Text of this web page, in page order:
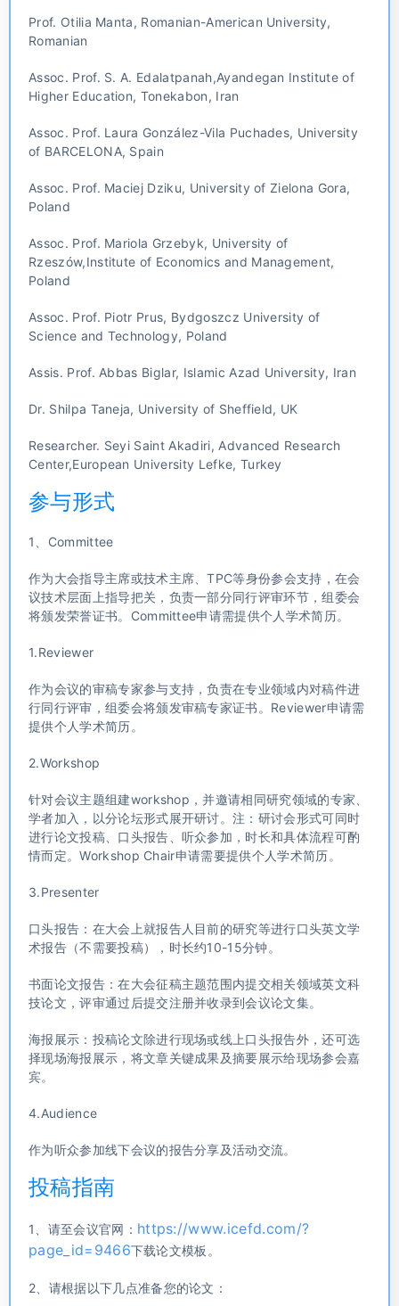
Prof. Otilia Manta, Romanian-American University,
Romanian
Assoc. Prof. S. A. Edalatpanah,Ayandegan Institute of
Higher Education, Tonekabon, Iran
Assoc. Prof. Laura González-Vila Puchades, University
of BARCELONA, Spain
Assoc. Prof. Maciej Dziku, University of Zielona Gora,
Poland
Assoc. Prof. Mariola Grzebyk, University of
Rzeszów,Institute of Economics and Management,
Poland
Assoc. Prof. Piotr Prus, Bydgoszcz University of
Science and Technology, Poland
Assis. Prof. Abbas Biglar, Islamic Azad University, Iran
Dr. Shilpa Taneja, University of Sheffield, UK
Researcher. Seyi Saint Akadiri, Advanced Research
Center,European University Lefke, Turkey
参与形式
1、Committee
作为大会指导主席或技术主席、TPC等身份参会支持，在会
议技术层面上指导把关，负责一部分同行评审环节，组委会
将颁发荣誉证书。Committee申请需提供个人学术简历。
1.Reviewer
作为会议的审稿专家参与支持，负责在专业领域内对稿件进
行同行评审，组委会将颁发审稿专家证书。Reviewer申请需
提供个人学术简历。
2.Workshop
针对会议主题组建workshop，并邀请相同研究领域的专家、
学者加入，以分论坛形式展开研讨。注：研讨会形式可同时
进行论文投稿、口头报告、听众参加，时长和具体流程可酌
情而定。Workshop Chair申请需要提供个人学术简历。
3.Presenter
口头报告：在大会上就报告人目前的研究等进行口头英文学
术报告（不需要投稿），时长约10-15分钟。
书面论文报告：在大会征稿主题范围内提交相关领域英文科
技论文，评审通过后提交注册并收录到会议论文集。
海报展示：投稿论文除进行现场或线上口头报告外，还可选
择现场海报展示，将文章关键成果及摘要展示给现场参会嘉
宾。
4.Audience
作为听众参加线下会议的报告分享及活动交流。
投稿指南
1、请至会议官网： https://www.icefd.com/?
page_id=9466下载论文模板。
2、请根据以下几点准备您的论文：